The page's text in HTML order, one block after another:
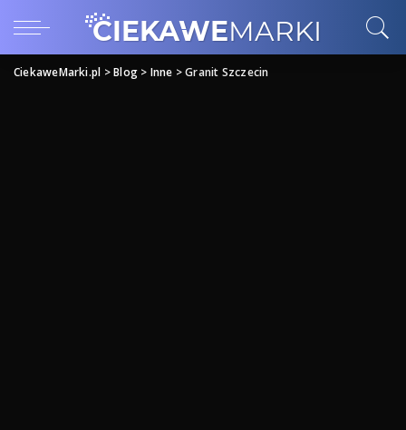
CiekaweMarki.pl >Blog> Inne >Granit Szczecin